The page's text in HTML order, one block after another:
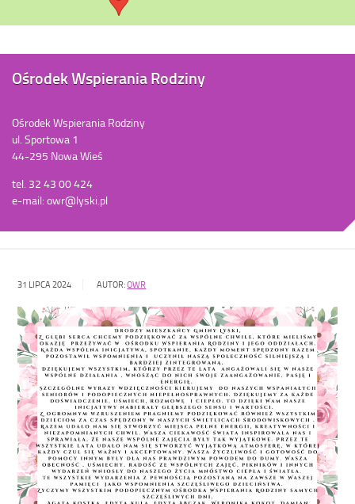
Ośrodek Wspierania Rodziny
Ośrodek Wspierania Rodziny
ul. Sportowa 1
44-295 Nowa Wieś
tel. 32 43 00 424
e-mail: owr@lyski.pl
31 LIPCA 2024 AUTOR:OWR